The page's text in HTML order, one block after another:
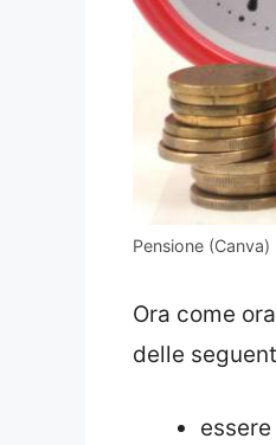
Pensione (Canva)
Ora come
delle